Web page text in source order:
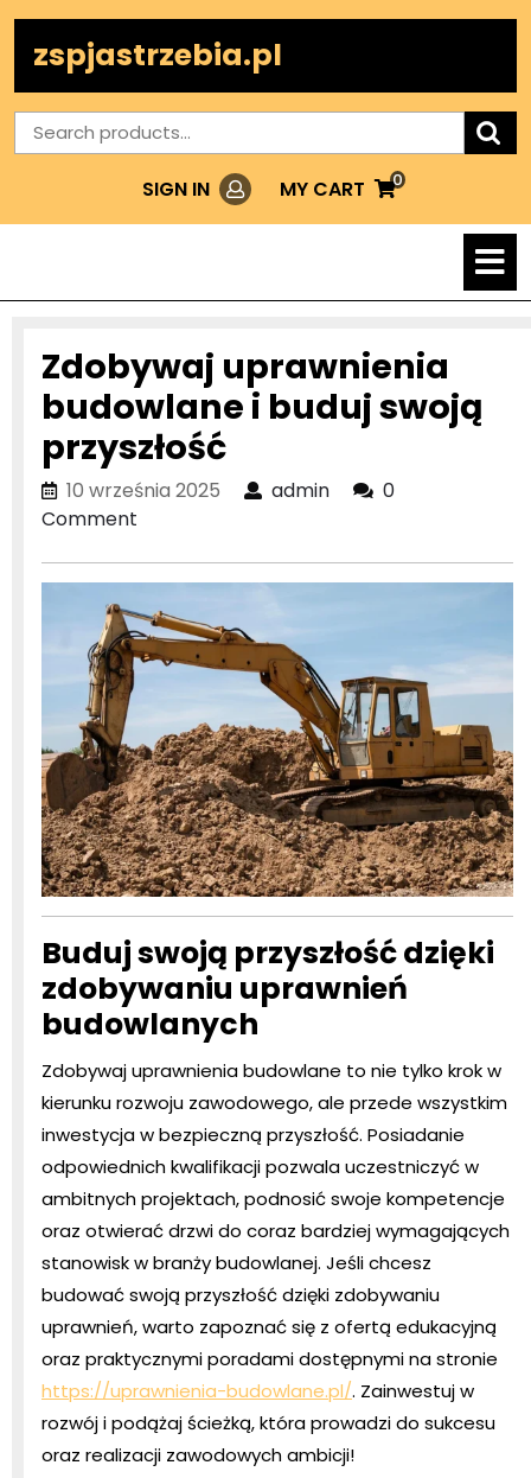
contentzspjastrzebia.pl
Search
for:
SIGN IN LoginMY CART
MY
0
Zdobywaj uprawnienia
budowlane i buduj swoją
przyszłość
10 września 2025 adminadmin0
Comment
Buduj swoją przyszłość dzięki
zdobywaniu uprawnień
budowlanych
Zdobywaj uprawnienia budowlane to nie tylko krok w
kierunku rozwoju zawodowego, ale przede wszystkim
inwestycja w bezpieczną przyszłość. Posiadanie
odpowiednich kwalifikacji pozwala uczestniczyć w
ambitnych projektach, podnosić swoje kompetencje
oraz otwierać drzwi do coraz bardziej wymagających
stanowisk w branży budowlanej. Jeśli chcesz
budować swoją przyszłość dzięki zdobywaniu
uprawnień, warto zapoznać się z ofertą edukacyjną
oraz praktycznymi poradami dostępnymi na stronie
https://uprawnienia-budowlane.pl/. Zainwestuj w
rozwój i podążaj ścieżką, która prowadzi do sukcesu
oraz realizacji zawodowych ambicji!